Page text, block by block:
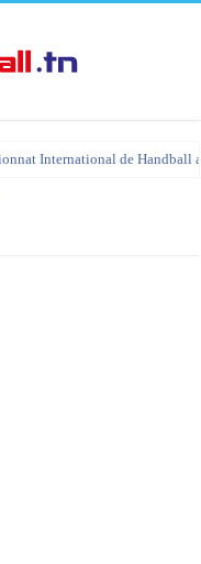
International de Handball